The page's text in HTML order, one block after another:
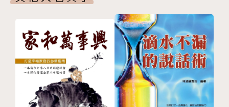
對於多數人所經歷的童年家庭創傷，羽茜以理性感性兼
具的文字說出當時身為「小大人」的我們難以言明的
苦。書中的每個舉例和思索，讓我們看見家庭如何在自
己心中留下細微卻刻骨的痕跡，更讓我們心有戚戚焉，
在閱讀的同時獲得寬慰和治癒。
走出父母所傷的陰影，首先要把他們看成「外人」
認為自己永遠是對的，就是在阻礙孩子的獨立
最難向他人說明的痛苦，是擁有自戀型人格的父母
角色期待，是對自己和孩子的束縛
當不被愛變成一種恥辱：擔心自己是沒有愛的母親
不平等的交換關係，讓親子關係遠離了愛的本質
母親要能擁有自己的人生，才不會用控制孩子來彌補自